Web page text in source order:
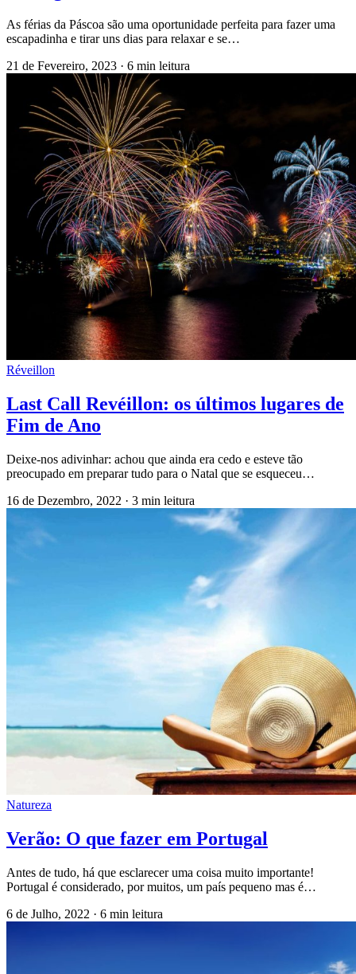
As férias da Páscoa são uma oportunidade perfeita para fazer uma
escapadinha e tirar uns dias para relaxar e se…
21 de Fevereiro, 2023 · 6 min leitura
Réveillon
Last Call Revéillon: os últimos lugares de
Fim de Ano
Deixe-nos adivinhar: achou que ainda era cedo e esteve tão
preocupado em preparar tudo para o Natal que se esqueceu…
16 de Dezembro, 2022 · 3 min leitura
Natureza
Verão: O que fazer em Portugal
Antes de tudo, há que esclarecer uma coisa muito importante!
Portugal é considerado, por muitos, um país pequeno mas é…
6 de Julho, 2022 · 6 min leitura